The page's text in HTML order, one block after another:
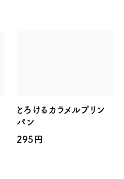
とろけるカラメルプリン
パン
295円